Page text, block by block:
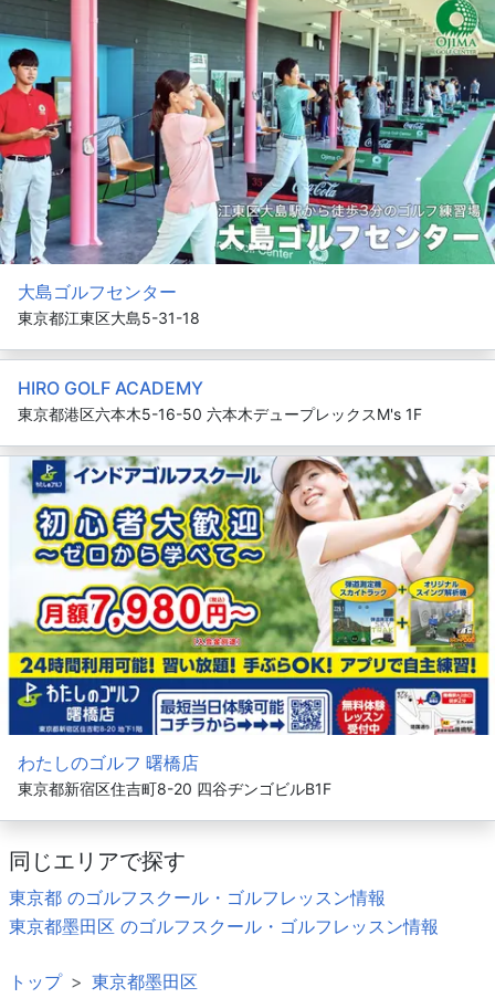
大島ゴルフセンター
東京都江東区大島5-31-18
HIRO GOLF ACADEMY
東京都港区六本木5-16-50 六本木デュープレックスM's 1F
わたしのゴルフ 曙橋店
東京都新宿区住吉町8-20 四谷ヂンゴビルB1F
同じエリアで探す
東京都 のゴルフスクール・ゴルフレッスン情報
東京都墨田区 のゴルフスクール・ゴルフレッスン情報
トップ
東京都墨田区